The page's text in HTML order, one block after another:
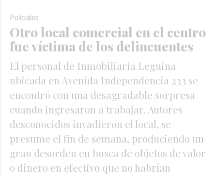
Otro local comercial en el centro
fue víctima de los delincuentes
El personal de Inmobiliaria Leguina
ubicada en Avenida Independencia 233 se
encontró con una desagradable sorpresa
cuando ingresaron a trabajar. Autores
desconocidos invadieron el local, se
presume el fin de semana, produciendo un
gran desorden en busca de objetos de valor
o dinero en efectivo que no habrían
Policiales